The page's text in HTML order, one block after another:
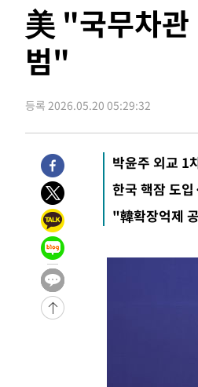
-18576초 전 >"여기 떨어졌다"…다
-15621초 전 >
-8222초 전 >
-7837초 전 >"美간섭에 합의 지연"…
-4357초 전 >[속보]산업장관 "李정
-3054초 전 >
[속보]경찰, '홍명보 선
-29277초 전 >
[속보]합참 "北 발사
화"
-29025초 전 >
-27455초 전 >
[속보] SKT, 에이닷
-26861초 전 >
-26257초 전 >
-26216초 전 >
[속보]7~9일 프로야
-25878초 전 >
"韓 외환시장 개입
'월드컵 탈락 후폭풍'
서울 낮 37.9도, 올여
[속보]종합특검, 대
美 "국무차관
범"
등록 2026.05.20 05:29:32
박윤주 외교 1
한국 핵잠 도
"韓확장억제